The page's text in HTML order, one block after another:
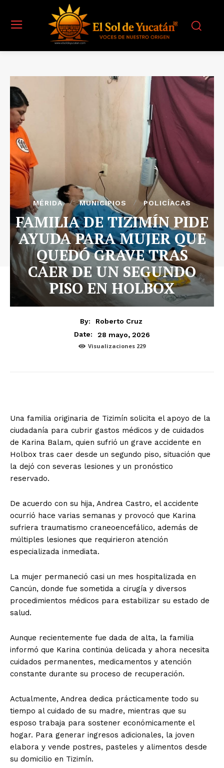
MÉRIDA MUNICIPIOS POLICÍACAS
FAMILIA DE TIZIMÍN PIDE
AYUDA PARA MUJER QUE
QUEDÓ GRAVE TRAS
CAER DE UN SEGUNDO
PISO EN HOLBOX
By:
Roberto Cruz
Date:
28 mayo, 2026
Visualizaciones 229
Una familia originaria de Tizimín solicita el apoyo de la
ciudadanía para cubrir gastos médicos y de cuidados
de Karina Balam, quien sufrió un grave accidente en
Holbox tras caer desde un segundo piso, situación que
la dejó con severas lesiones y un pronóstico
reservado.
De acuerdo con su hija, Andrea Castro, el accidente
ocurrió hace varias semanas y provocó que Karina
sufriera traumatismo craneoencefálico, además de
múltiples lesiones que requirieron atención
especializada inmediata.
La mujer permaneció casi un mes hospitalizada en
Cancún, donde fue sometida a cirugía y diversos
procedimientos médicos para estabilizar su estado de
salud.
Aunque recientemente fue dada de alta, la familia
informó que Karina continúa delicada y ahora necesita
cuidados permanentes, medicamentos y atención
constante durante su proceso de recuperación.
Actualmente, Andrea dedica prácticamente todo su
tiempo al cuidado de su madre, mientras que su
esposo trabaja para sostener económicamente el
hogar. Para generar ingresos adicionales, la joven
elabora y vende postres, pasteles y alimentos desde
su domicilio en Tizimín.